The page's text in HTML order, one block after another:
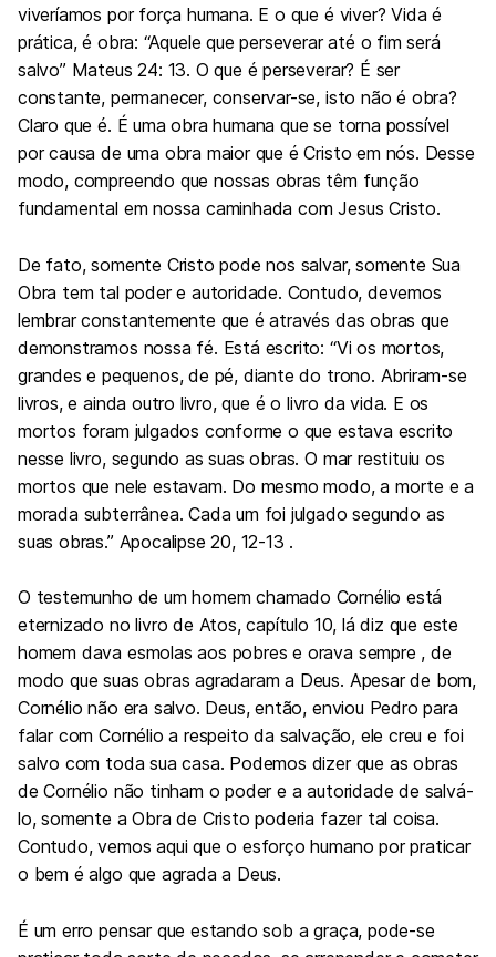
viveríamos por força humana. E o que é viver? Vida é
prática, é obra: “Aquele que perseverar até o fim será
salvo” Mateus 24: 13. O que é perseverar? É ser
constante, permanecer, conservar-se, isto não é obra?
Claro que é. É uma obra humana que se torna possível
por causa de uma obra maior que é Cristo em nós. Desse
modo, compreendo que nossas obras têm função
fundamental em nossa caminhada com Jesus Cristo.
De fato, somente Cristo pode nos salvar, somente Sua
Obra tem tal poder e autoridade. Contudo, devemos
lembrar constantemente que é através das obras que
demonstramos nossa fé. Está escrito: “Vi os mortos,
grandes e pequenos, de pé, diante do trono. Abriram-se
livros, e ainda outro livro, que é o livro da vida. E os
mortos foram julgados conforme o que estava escrito
nesse livro, segundo as suas obras. O mar restituiu os
mortos que nele estavam. Do mesmo modo, a morte e a
morada subterrânea. Cada um foi julgado segundo as
suas obras.” Apocalipse 20, 12-13 .
O testemunho de um homem chamado Cornélio está
eternizado no livro de Atos, capítulo 10, lá diz que este
homem dava esmolas aos pobres e orava sempre , de
modo que suas obras agradaram a Deus. Apesar de bom,
Cornélio não era salvo. Deus, então, enviou Pedro para
falar com Cornélio a respeito da salvação, ele creu e foi
salvo com toda sua casa. Podemos dizer que as obras
de Cornélio não tinham o poder e a autoridade de salvá-
lo, somente a Obra de Cristo poderia fazer tal coisa.
Contudo, vemos aqui que o esforço humano por praticar
o bem é algo que agrada a Deus.
É um erro pensar que estando sob a graça, pode-se